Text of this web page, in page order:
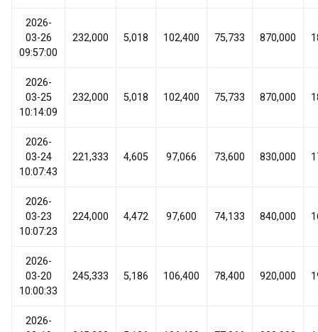
2026-
03-26
09:57:00
232,000 5,018 102,400 75,733 870,000
2026-
03-25
10:14:09
232,000 5,018 102,400 75,733 870,000
2026-
03-24
10:07:43
221,333 4,605 97,066 73,600 830,000
2026-
03-23
10:07:23
224,000 4,472 97,600 74,133 840,000
2026-
03-20
10:00:33
245,333 5,186 106,400 78,400 920,000
2026-